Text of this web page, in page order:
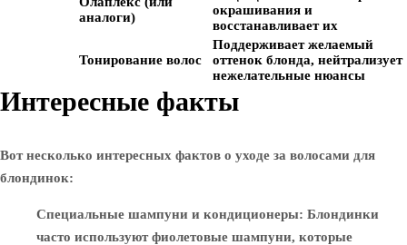
аналоги)
окрашивания и
восстанавливает их
Тонирование волос
Поддерживает желаемый
оттенок блонда, нейтрализует
нежелательные нюансы
Интересные факты
Вот несколько интересных фактов о уходе за волосами для
блондинок:
Специальные шампуни и кондиционеры: Блондинки
часто используют фиолетовые шампуни, которые